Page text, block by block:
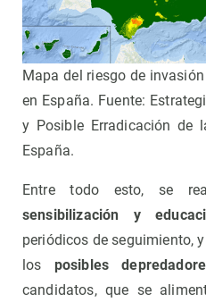
Mapa del riesgo de
en España. Fuente:
y Posible Erradicación de
España.
Entre todo esto, se
sensibilización y
periódicos de seguimiento,
los posibles
candidatos, que se